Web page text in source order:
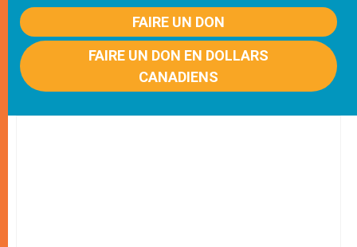
FAIRE UN DON
FAIRE UN DON EN DOLLARS
CANADIENS